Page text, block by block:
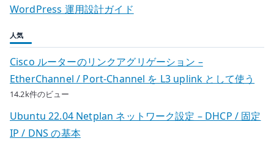
WordPress 運用設計ガイド
人気
Cisco ルーターのリンクアグリゲーション –
EtherChannel / Port-Channel を L3 uplink として使う
14.2k件のビュー
Ubuntu 22.04 Netplan ネットワーク設定 – DHCP / 固定
IP / DNS の基本